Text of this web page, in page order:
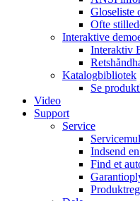
Gloseliste
Ofte
Interaktive
Interaktiv
Katalogbibliotek
Se
Video
Support
Service
Indsend
Find et